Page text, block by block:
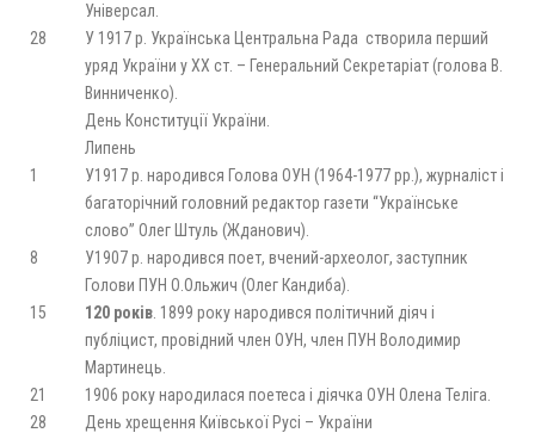
Універсал.
28
У 1917 р. Українська Центральна Рада створила перший
уряд України у ХХ ст. – Генеральний Секретаріат (голова В.
Винниченко).
День Конституції України.
Липень
1
У1917 р. народився Голова ОУН (1964-1977 рр.), журналіст і
багаторічний головний редактор газети “Українське
слово” Олег Штуль (Жданович).
8
У1907 р. народився поет, вчений-археолог, заступник
Голови ПУН О.Ольжич (Олег Кандиба).
15
120 років . 1899 року народився політичний діяч і
публіцист, провідний член ОУН, член ПУН Володимир
Мартинець.
21
1906 року народилася поетеса і діячка ОУН Олена Теліга.
28
День хрещення Київської Русі – України